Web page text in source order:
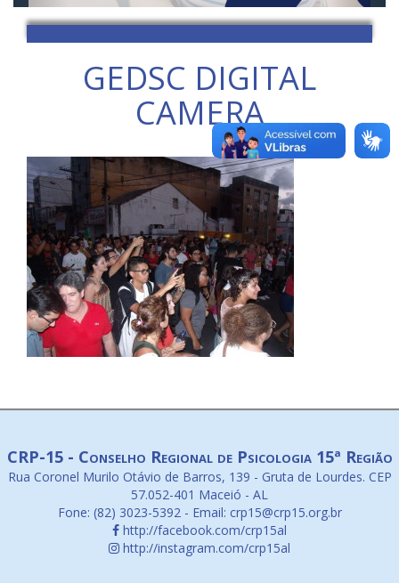
GEDSC DIGITAL
CAMERA
CRP-15 - Conselho Regional de Psicologia 15ª Região
Rua Coronel Murilo Otávio de Barros, 139 - Gruta de Lourdes. CEP
57.052-401 Maceió - AL
Fone: (82) 3023-5392 - Email: crp15@crp15.org.br
http://facebook.com/crp15al
http://instagram.com/crp15al